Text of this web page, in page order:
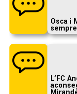
Osca i
L’FC